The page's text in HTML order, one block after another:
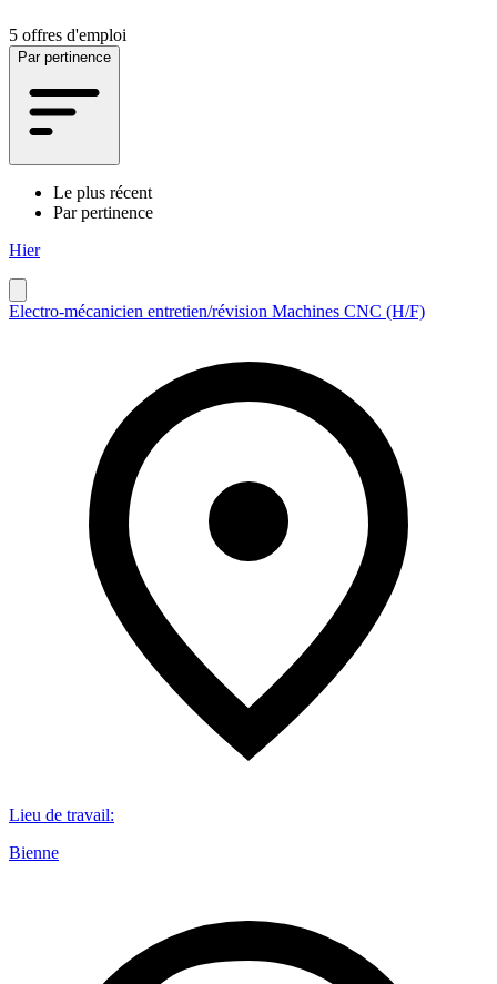
5 offres d'emploi
Par pertinence
Le plus récent
Par pertinence
Hier
Electro-mécanicien entretien/révision Machines CNC (H/F)
Lieu de travail:
Bienne